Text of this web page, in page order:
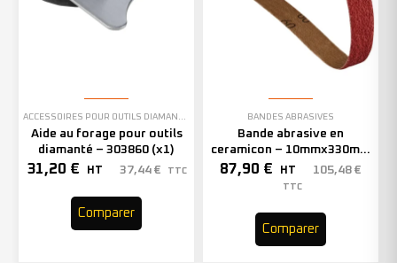
ACCESSOIRES POUR OUTILS DIAMANTÉS
Aide au forage pour outils
diamanté – 303860 (x1)
31,20 € HT 37,44 € TTC
Comparer
BANDES ABRASIVES
Bande abrasive en
ceramicon – 10mmx330mm
– Grain 40 – 333001 (x50)
87,90 € HT 105,48 €
TTC
Comparer